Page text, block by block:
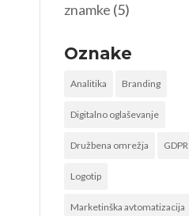
znamke (5)
Oznake
Analitika Branding
Digitalno oglaševanje
Družbena omrežja GDPR
Logotip
Marketinška avtomatizacija